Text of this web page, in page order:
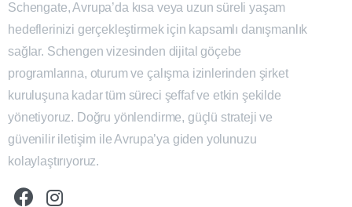
Schengate, Avrupa’da kısa veya uzun süreli yaşam
hedeflerinizi gerçekleştirmek için kapsamlı danışmanlık
sağlar. Schengen vizesinden dijital göçebe
programlarına, oturum ve çalışma izinlerinden şirket
kuruluşuna kadar tüm süreci şeffaf ve etkin şekilde
yönetiyoruz. Doğru yönlendirme, güçlü strateji ve
güvenilir iletişim ile Avrupa’ya giden yolunuzu
kolaylaştırıyoruz.